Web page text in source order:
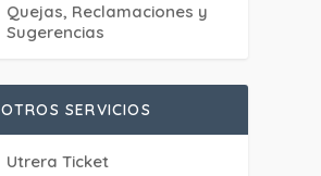
Quejas, Reclamaciones y
Sugerencias
OTROS SERVICIOS
Utrera Ticket